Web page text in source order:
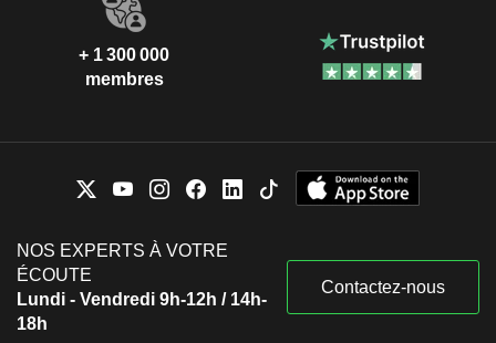
+ 1 300 000
membres
NOS EXPERTS À VOTRE
ÉCOUTE
Lundi - Vendredi 9h-12h / 14h-
18h
Contactez-nous